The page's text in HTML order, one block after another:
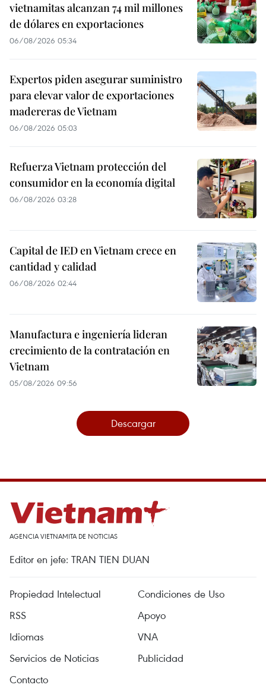
vietnamitas alcanzan 74 mil millones
de dólares en exportaciones
06/08/2026 05:34
Expertos piden asegurar suministro
para elevar valor de exportaciones
madereras de Vietnam
06/08/2026 05:03
Refuerza Vietnam protección del
consumidor en la economía digital
06/08/2026 03:28
Capital de IED en Vietnam crece en
cantidad y calidad
06/08/2026 02:44
Manufactura e ingeniería lideran
crecimiento de la contratación en
Vietnam
05/08/2026 09:56
Descargar
AGENCIA VIETNAMITA DE NOTICIAS
Editor en jefe: TRAN TIEN DUAN
Propiedad Intelectual
Condiciones de Uso
RSS
Apoyo
Idiomas
VNA
Servicios de Noticias
Publicidad
Contacto